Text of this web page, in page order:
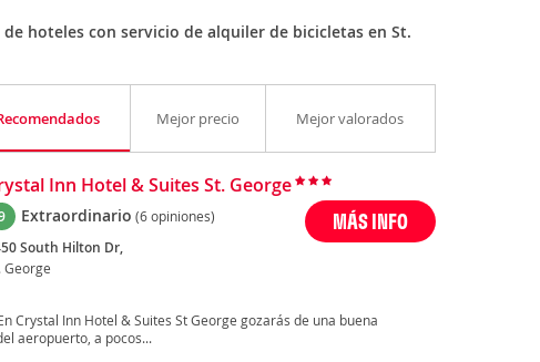
hoteles con servicio de alquiler de bicicletas en St.
Mejor precio Mejor valorados
Inn Hotel & Suites St. George
Extraordinario (6 opiniones)
South Hilton Dr,
George
MÁS INFO
Crystal Inn Hotel & Suites St George gozarás de una buena
aeropuerto, a pocos...